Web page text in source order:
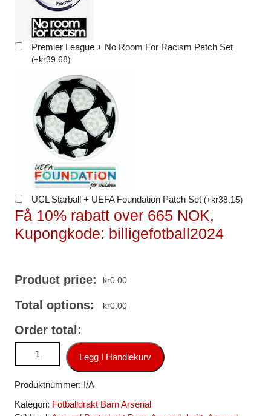
Premier League + No Room For Racism Patch Set
(+kr39.68)
UCL Starball + UEFA Foundation Patch Set (+kr38.15)
Få 10% rabatt over 665 NOK,
Kupongkode: billigefotball2024
Product price: kr0.00
Total options: kr0.00
Order total:
Arsenal Martin Odegaard #8 Bortedraktsett 2025-26
Fotballdrakt barn salg antall
Legg I Handlekurv
Produktnummer: I/A
Kategori: Fotballdrakt Barn Arsenal